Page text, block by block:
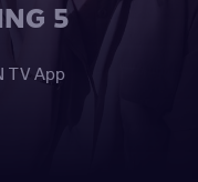
5
TV App